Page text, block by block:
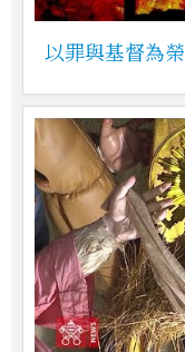
以罪與基督為榮